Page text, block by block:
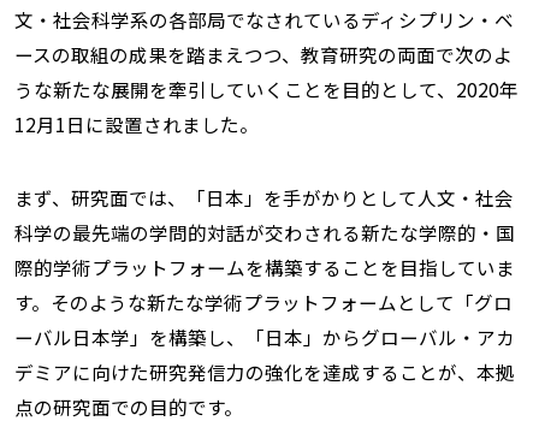
文・社会科学系の各部局でなされているディシプリン・ベ
ースの取組の成果を踏まえつつ、教育研究の両面で次のよ
うな新たな展開を牽引していくことを目的として、2020年
12月1日に設置されました。
まず、研究面では、「日本」を手がかりとして人文・社会
科学の最先端の学問的対話が交わされる新たな学際的・国
際的学術プラットフォームを構築することを目指していま
す。そのような新たな学術プラットフォームとして「グロ
ーバル日本学」を構築し、「日本」からグローバル・アカ
デミアに向けた研究発信力の強化を達成することが、本拠
点の研究面での目的です。